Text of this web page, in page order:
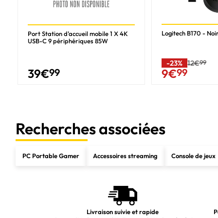
Nombre de coeurs de processeurs
Nombre de threads du processeur
Fréquence du processeur
Cache L3
Cache L2
Unité de traitement neuronal (NPU)
Unité de traitement neuronal (NPU)
Performance totale du processeur jusqu'à
Port Station d'accueil mobile 1 X 4K
USB-C 9 périphériques 85W
39€99
Logitech B170 -
-23% 12€99
9€99
Recherches associées
PC Portable Gamer Accessoires streaming Console de jeux
Livraison suivie et rapide